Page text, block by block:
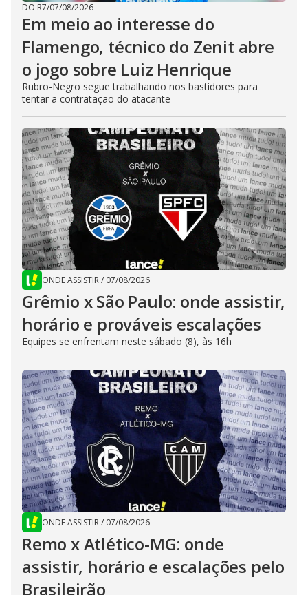
DO R7/07/08/2026
Em meio ao interesse do
Flamengo, técnico do Zenit abre
o jogo sobre Luiz Henrique
Rubro-Negro segue trabalhando nos bastidores para
tentar a contratação do atacante
ONDE ASSISTIR/ 07/08/2026
Grêmio x São Paulo: onde assistir,
horário e prováveis escalações
Equipes se enfrentam neste sábado (8), às 16h
ONDE ASSISTIR/ 07/08/2026
Remo x Atlético-MG: onde
assistir, horário e escalações pelo
Brasileirão